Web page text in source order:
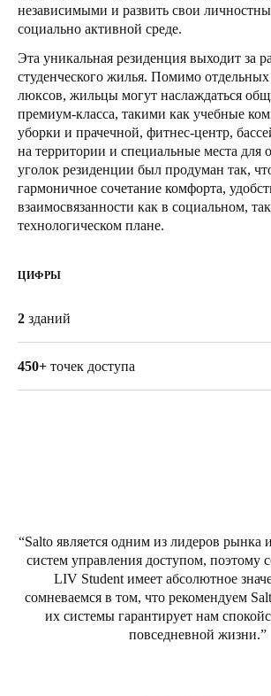
English
France
Français
Netherlands
Nederlands
English
Belgium
FrançaisNederlandsEnglish
Español
Portugal
Português
Polski
Czech Republic
независимыми и развить свои
социально активной среде.
Эта уникальная резиденция выходит за
студенческого жилья. Помимо
люксов, жильцы могут наслаждаться
премиум-класса, такими как учебные
уборки и прачечной, фитнес-центр,
на территории и специальные места
уголок резиденции был продуман так,
гармоничное сочетание комфорта,
взаимосвязанности как в социальном,
технологическом плане.
ЦИФРЫ
2 зданий
450+ точек доступа
Salto является одним из лидеров рынка
систем управления доступом, поэтому
LIV Student имеет абсолютное
сомневаемся в том, что рекомендуем
их системы гарантирует нам
повседневной жизни.